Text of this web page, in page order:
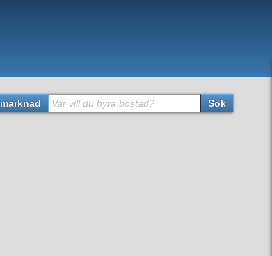
Var vill du hyra bostad? Sök